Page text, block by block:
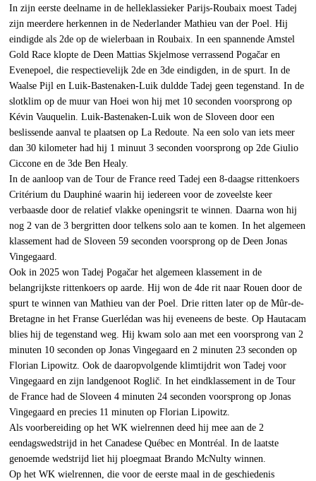
In zijn eerste deelname in de helleklassieker Parijs-Roubaix moest Tadej
zijn meerdere herkennen in de Nederlander Mathieu van der Poel. Hij
eindigde als 2de op de wielerbaan in Roubaix. In een spannende Amstel
Gold Race klopte de Deen Mattias Skjelmose verrassend Pogačar en
Evenepoel, die respectievelijk 2de en 3de eindigden, in de spurt. In de
Waalse Pijl en Luik-Bastenaken-Luik duldde Tadej geen tegenstand. In de
slotklim op de muur van Hoei won hij met 10 seconden voorsprong op
Kévin Vauquelin. Luik-Bastenaken-Luik won de Sloveen door een
beslissende aanval te plaatsen op La Redoute. Na een solo van iets meer
dan 30 kilometer had hij 1 minuut 3 seconden voorsprong op 2de Giulio
Ciccone en de 3de Ben Healy.
In de aanloop van de Tour de France reed Tadej een 8-daagse rittenkoers
Critérium du Dauphiné waarin hij iedereen voor de zoveelste keer
verbaasde door de relatief vlakke openingsrit te winnen. Daarna won hij
nog 2 van de 3 bergritten door telkens solo aan te komen. In het algemeen
klassement had de Sloveen 59 seconden voorsprong op de Deen Jonas
Vingegaard.
Ook in 2025 won Tadej Pogačar het algemeen klassement in de
belangrijkste rittenkoers op aarde. Hij won de 4de rit naar Rouen door de
spurt te winnen van Mathieu van der Poel. Drie ritten later op de Mûr-de-
Bretagne in het Franse Guerlédan was hij eveneens de beste. Op Hautacam
blies hij de tegenstand weg. Hij kwam solo aan met een voorsprong van 2
minuten 10 seconden op Jonas Vingegaard en 2 minuten 23 seconden op
Florian Lipowitz. Ook de daaropvolgende klimtijdrit won Tadej voor
Vingegaard en zijn landgenoot Roglič. In het eindklassement in de Tour
de France had de Sloveen 4 minuten 24 seconden voorsprong op Jonas
Vingegaard en precies 11 minuten op Florian Lipowitz.
Als voorbereiding op het WK wielrennen deed hij mee aan de 2
eendagswedstrijd in het Canadese Québec en Montréal. In de laatste
genoemde wedstrijd liet hij ploegmaat Brando McNulty winnen.
Op het WK wielrennen, die voor de eerste maal in de geschiedenis